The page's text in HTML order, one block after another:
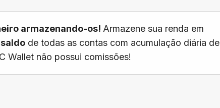
armazenando-os! Armazene sua renda em
de todas as contas com acumulação diária de
Wallet não possui comissões!